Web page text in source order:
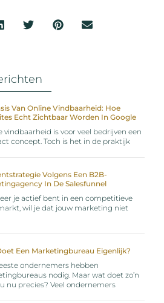
Van Online Vindbaarheid: Hoe
Echt Zichtbaar Worden In Google
vindbaarheid is voor veel bedrijven een
concept. Toch is het in de praktijk
Volgens Een B2B-
In De Salesfunnel
je actief bent in een competitieve
wil je dat jouw marketing niet
Een Marketingbureau Eigenlijk?
ondernemers hebben
nodig. Maar wat doet zo’n
nu precies? Veel ondernemers